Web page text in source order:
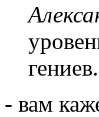
гениев.
- вам